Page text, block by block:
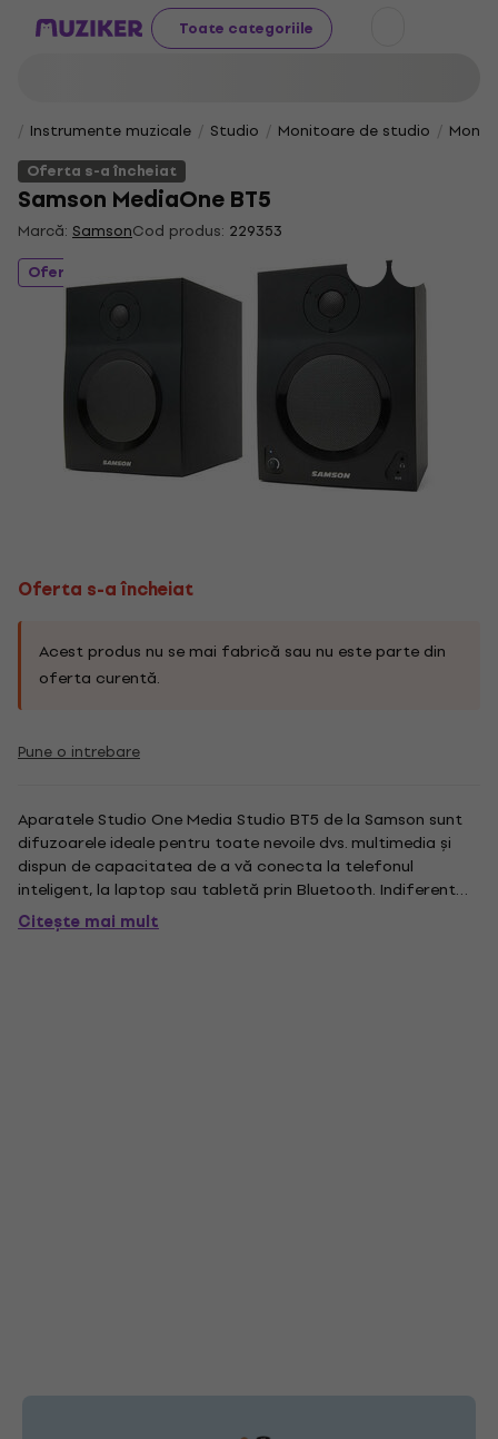
Toate categoriile
Instrumente muzicale Studio Monitoare de studio
Oferta s-a încheiat
Samson MediaOne BT5
Marcă: SamsonCod produs: 229353
Oferta s-a încheiat
Oferta s-a încheiat
Acest produs nu se mai fabrică sau nu este parte din
oferta curentă.
Pune o intrebare
Aparatele Studio One Media Studio BT5 de la Samson sunt
difuzoarele ideale pentru toate nevoile dvs. multimedia și
dispun de capacitatea de a vă conecta la telefonul
inteligent, la laptop sau tabletă prin Bluetooth. Indiferent
dacă ascultați muzică, reproduceți piese, vizionați
videoclipuri sau jocuri, aceste monitoare oferă un sunet
Citește mai mult